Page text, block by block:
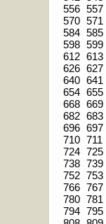
556 557
570 571
584 585
598 599
612 613
626 627
640 641
654 655
668 669
682 683
696 697
710 711
724 725
738 739
752 753
766 767
780 781
794 795